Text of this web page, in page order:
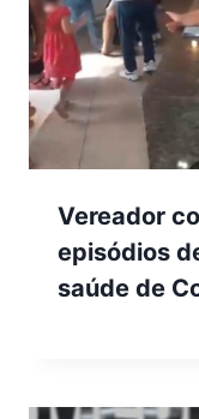
Vereador
episódios
saúde de